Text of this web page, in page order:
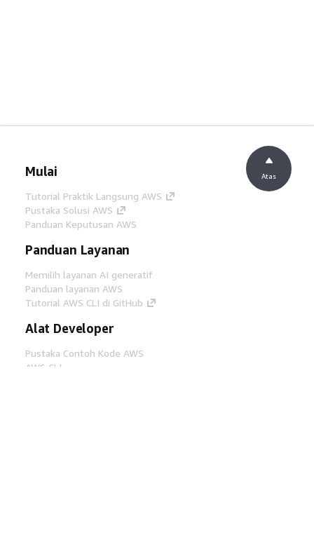
Mulai
Tutorial Praktik Langsung AWS
Pustaka Solusi AWS
Panduan Keputusan AWS
Panduan Layanan
Memilih layanan AI generatif
Panduan layanan AWS
Tutorial AWS CLI di GitHub
Alat Developer
Pustaka Contoh Kode AWS
AWS CLI
Atas